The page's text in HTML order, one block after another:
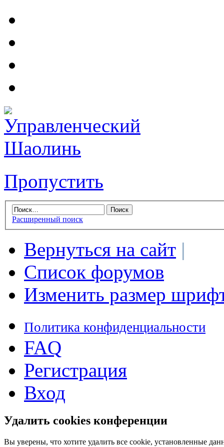
Пропустить
Расширенный поиск
Вернуться на сайт |
Список форумов
Изменить размер
Политика конфиденциальности
FAQ
Регистрация
Вход
Удалить cookies конференции
Вы уверены, что хотите удалить все cookie, установленные